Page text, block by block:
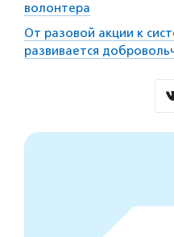
волонтера
От разовой акции к
развивается